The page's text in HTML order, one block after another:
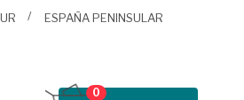
ESPAÑA PENINSULAR
0